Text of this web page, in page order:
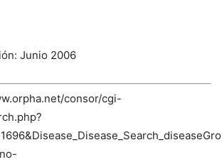
Junio 2006
consor/cgi-